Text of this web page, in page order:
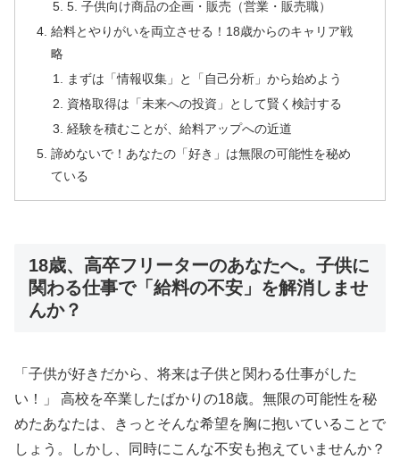
5. 子供向け商品の企画・販売（営業・販売職）
給料とやりがいを両立させる！18歳からのキャリア戦
略
まずは「情報収集」と「自己分析」から始めよう
資格取得は「未来への投資」として賢く検討する
経験を積むことが、給料アップへの近道
諦めないで！あなたの「好き」は無限の可能性を秘め
ている
18歳、高卒フリーターのあなたへ。子供に
関わる仕事で「給料の不安」を解消しませ
んか？
「子供が好きだから、将来は子供と関わる仕事がした
い！」 高校を卒業したばかりの18歳。無限の可能性を秘
めたあなたは、きっとそんな希望を胸に抱いていることで
しょう。しかし、同時にこんな不安も抱えていませんか？